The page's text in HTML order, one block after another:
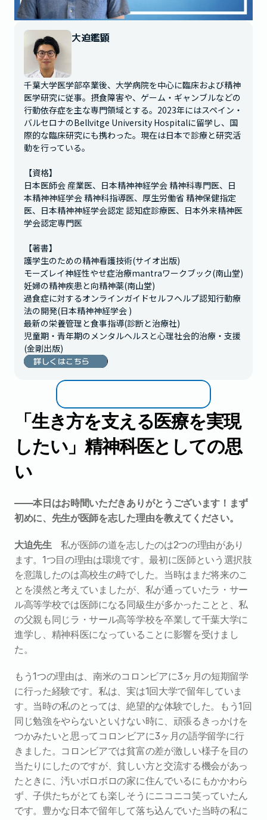
大迫鑑顕
千葉大学医学部卒業後、大学病院を中心に臨床および精神
医学研究に従事。摂食障害や、ゲーム・ギャンブルなどの
行動依存症を主な専門領域とする。2023年にはスペイン・
バルセロナのBellvitge University Hospitalに留学し、国
際的な臨床研究にも携わった。現在は日本で診療と研究活
動を行っている。
【資格】
日本医師会 産業医、日本精神神経学会 精神科専門医、日
本精神神経学会 精神科指導医、厚生労働省 精神保健指定
医、日本精神神経学会認定 認知症診療医、日本外来精神医
学会認定専門医
【著書】
護学生のための精神看護技術(サイオ出版)
モーズレイ神経性やせ症治療mantraワークブック(南山堂)
妊婦の精神疾患と向精神薬(南山堂)
過食症に対するオンラインガイドセルフヘルプ認知行動療
法の開発(日本精神神経学会 )
最新の栄養管理と食事指導(診断と治療社)
児童期・青年期のメンタルヘルスと心理社会的治療・支援
詳しくはこちら
「生き方を支える医療を実現
したい」精神科医としての思
い
――本日はお時間いただきありがとうございます！まず
初めに、先生が医師を志した理由を教えてください。
大迫先生 私が医師の道を志したのは2つの理由があり
ます。1つ目の理由は環境です。最初に医師という選択肢
を意識したのは高校生の時でした。当時はまだ将来のこ
とを漠然と考えていましたが、私が通っていたラ・サー
ル高等学校では医師になる同級生が多かったことと、私
の父親も同じラ・サール高等学校を卒業して千葉大学に
進学し、精神科医になっていることに影響を受けまし
た。
もう1つの理由は、南米のコロンビアに3ヶ月の短期留学
に行った経験です。私は、実は1回大学で留年していま
す。当時の私のとっては、絶望的な体験でした。もう1回
同じ勉強をやらないといけない時に、頑張るきっかけを
つかみたいと思ってコロンビアに3ヶ月の語学留学に行
きました。コロンビアでは貧富の差が激しい様子を目の
当たりにしたのですが、貧しい方と交流する機会があっ
たときに、汚いボロボロの家に住んでいるにもかかわら
ず、子供たちがとても楽しそうにニコニコ笑っていたん
です。豊かな日本で留年して落ち込んでいた当時の私に